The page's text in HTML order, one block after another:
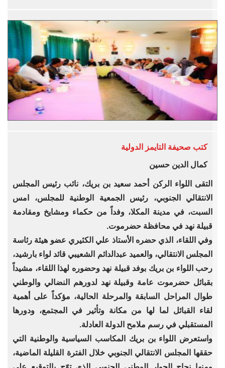
كتب صحيفة التايمز الدولية
كمال الدين حسين
التقى اللواء الركن أحمد سعيد بن بريك، نائب رئيس المجلس
الانتقالي الجنوبي، رئيس الجمعية الوطنية للمجلس، امس
السبت، في مدينة المكلا، وفداً من حكماء ومشايخ ومقادمة
قبيلة نهد في محافظة حضرموت.
وفي اللقاء، الذي حضره الأستاذ علي الكثيري عضو هيئة رئاسة
المجلس الانتقالي، والعميد عبدالدائم الشعيبي قائد لواء بارشيد،
رحب اللواء بن بريك بوفد قبيلة نهد وحضوره لهذا اللقاء، مشيداً
بقبائل حضرموت عامة وقبيلة نهد لدورهم النضالي والوطني
طوال المراحل السابقة والمرحلة الحالية، مؤكداً على أهمية
لقاء القبائل لما لها من مكانة وتأثير في المجتمع، ودورها
المستقبلي في رسم ملامح الدولة العادلة.
واستعرض اللواء بن بريك المكاسب السياسية والوطنية التي
حققها المجلس الانتقالي الجنوبي خلال الفترة القليلة الماضية،